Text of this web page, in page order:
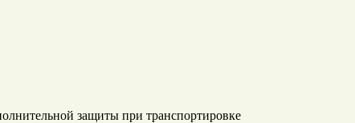
защиты при транспортировке